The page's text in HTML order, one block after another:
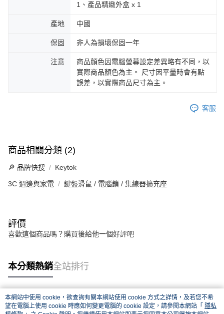
1、產品精緻外盒 x 1
產地 中國
保固 非人為損壞保固一年
注意
商品顏色因電腦螢幕設定差異略有不同，以
實際商品顏色為主。 尺寸因平量時會有點
誤差，以實際商品尺寸為主。
客服
商品相關分類 (2)
🔎 品牌快搜 Keytok
3C 週邊與家電 鍵盤滑鼠 / 電腦鎖 / 集線器擴充座
評價
喜歡這個商品嗎？購買後給他一個好評吧
本分類熱銷全站排行
熱門標籤
本網站中使用 cookie，欲查詢有關本網站使用 cookie 方式之詳情，及若您不希
望在電腦上使用 cookie 時應如何變更電腦的 cookie 設定，請參閱本網站「 隱私